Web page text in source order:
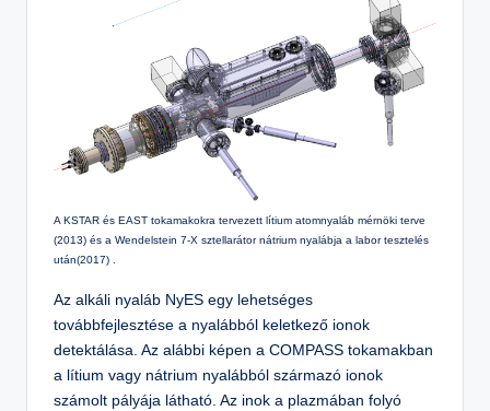
A KSTAR és EAST tokamakokra tervezett lítium atomnyaláb mérnöki terve
(2013) és a Wendelstein 7-X sztellarátor nátrium nyalábja a labor tesztelés
után(2017) .
Az alkáli nyaláb NyES egy lehetséges
továbbfejlesztése a nyalábból keletkező ionok
detektálása. Az alábbi képen a COMPASS tokamakban
a lítium vagy nátrium nyalábból származó ionok
számolt pályája látható. Az inok a plazmában folyó